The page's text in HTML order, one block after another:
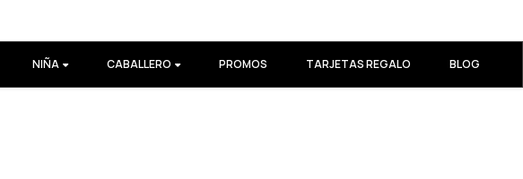
NIÑA CABALLERO PROMOS TARJETAS REGALO BLOG